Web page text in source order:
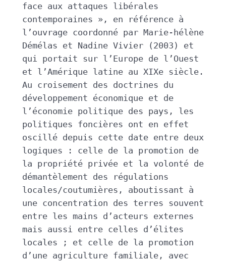
face aux attaques libérales
contemporaines », en référence à
l’ouvrage coordonné par Marie-hélène
Démélas et Nadine Vivier (2003) et
qui portait sur l’Europe de l’Ouest
et l’Amérique latine au XIXe siècle.
Au croisement des doctrines du
développement économique et de
l’économie politique des pays, les
politiques foncières ont en effet
oscillé depuis cette date entre deux
logiques : celle de la promotion de
la propriété privée et la volonté de
démantèlement des régulations
locales/coutumières, aboutissant à
une concentration des terres souvent
entre les mains d’acteurs externes
mais aussi entre celles d’élites
locales ; et celle de la promotion
d’une agriculture familiale, avec